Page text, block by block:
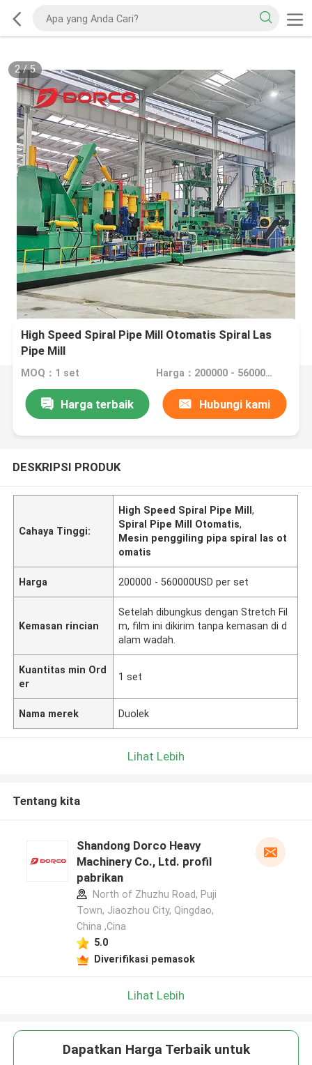
2/5
High Speed Spiral Pipe Mill Otomatis Spiral Las
Pipe Mill
MOQ：1 set Harga：200000 - 560000USD per set
Harga terbaik Hubungi kami
DESKRIPSI PRODUK
Cahaya Tinggi:
High Speed Spiral Pipe Mill,
Spiral Pipe Mill Otomatis,
Mesin penggiling pipa spiral las ot
omatis
Harga 200000 - 560000USD per set
Kemasan rincian
Setelah dibungkus dengan Stretch Fil
m, film ini dikirim tanpa kemasan di d
alam wadah.
Kuantitas min Ord
er
1 set
Nama merek Duolek
Lihat Lebih
Tentang kita
Shandong Dorco Heavy
Machinery Co., Ltd. profil
pabrikan
North of Zhuzhu Road, Puji
Town, Jiaozhou City, Qingdao,
China ,Cina
5.0
Diverifikasi pemasok
Lihat Lebih
Dapatkan Harga Terbaik untuk